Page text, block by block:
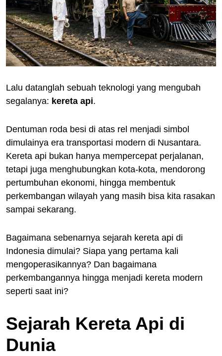
Lalu datanglah sebuah teknologi yang mengubah
segalanya: kereta api.
Dentuman roda besi di atas rel menjadi simbol
dimulainya era transportasi modern di Nusantara.
Kereta api bukan hanya mempercepat perjalanan,
tetapi juga menghubungkan kota-kota, mendorong
pertumbuhan ekonomi, hingga membentuk
perkembangan wilayah yang masih bisa kita rasakan
sampai sekarang.
Bagaimana sebenarnya sejarah kereta api di
Indonesia dimulai? Siapa yang pertama kali
mengoperasikannya? Dan bagaimana
perkembangannya hingga menjadi kereta modern
seperti saat ini?
Sejarah Kereta Api di
Dunia